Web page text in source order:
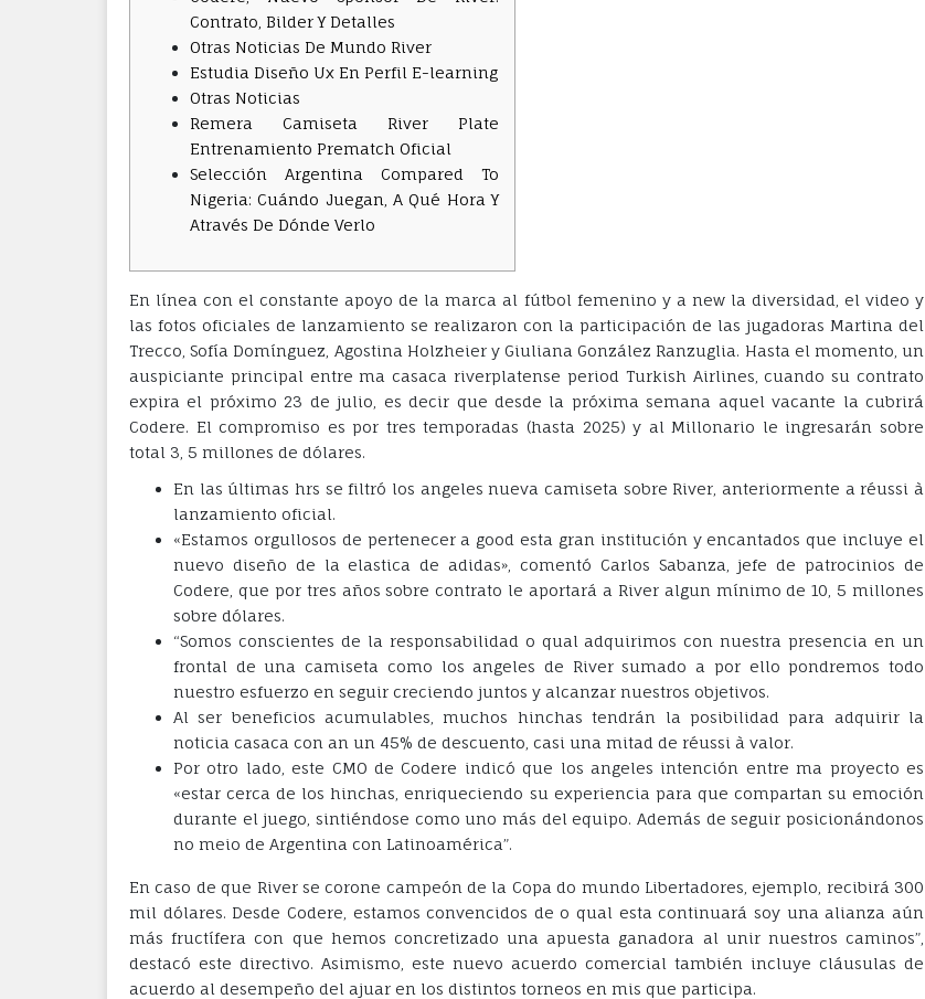
Contrato, Bilder Y Detalles
Otras Noticias De Mundo River
Estudia Diseño Ux En Perfil E-learning
Otras Noticias
Remera Camiseta River Plate
Entrenamiento Prematch Oficial
Selección Argentina Compared To
Nigeria: Cuándo Juegan, A Qué Hora Y
Através De Dónde Verlo
En línea con el constante apoyo de la marca al fútbol femenino y a new la diversidad, el video y
las fotos oficiales de lanzamiento se realizaron con la participación de las jugadoras Martina del
Trecco, Sofía Domínguez, Agostina Holzheier y Giuliana González Ranzuglia. Hasta el momento, un
auspiciante principal entre ma casaca riverplatense period Turkish Airlines, cuando su contrato
expira el próximo 23 de julio, es decir que desde la próxima semana aquel vacante la cubrirá
Codere. El compromiso es por tres temporadas (hasta 2025) y al Millonario le ingresarán sobre
total 3, 5 millones de dólares.
En las últimas hrs se filtró los angeles nueva camiseta sobre River, anteriormente a réussi à
lanzamiento oficial.
«Estamos orgullosos de pertenecer a good esta gran institución y encantados que incluye el
nuevo diseño de la elastica de adidas», comentó Carlos Sabanza, jefe de patrocinios de
Codere, que por tres años sobre contrato le aportará a River algun mínimo de 10, 5 millones
sobre dólares.
“Somos conscientes de la responsabilidad o qual adquirimos con nuestra presencia en un
frontal de una camiseta como los angeles de River sumado a por ello pondremos todo
nuestro esfuerzo en seguir creciendo juntos y alcanzar nuestros objetivos.
Al ser beneficios acumulables, muchos hinchas tendrán la posibilidad para adquirir la
noticia casaca con an un 45% de descuento, casi una mitad de réussi à valor.
Por otro lado, este CMO de Codere indicó que los angeles intención entre ma proyecto es
«estar cerca de los hinchas, enriqueciendo su experiencia para que compartan su emoción
durante el juego, sintiéndose como uno más del equipo. Además de seguir posicionándonos
no meio de Argentina con Latinoamérica”.
En caso de que River se corone campeón de la Copa do mundo Libertadores, ejemplo, recibirá 300
mil dólares. Desde Codere, estamos convencidos de o qual esta continuará soy una alianza aún
más fructífera con que hemos concretizado una apuesta ganadora al unir nuestros caminos”,
destacó este directivo. Asimismo, este nuevo acuerdo comercial también incluye cláusulas de
acuerdo al desempeño del ajuar en los distintos torneos en mis que participa.